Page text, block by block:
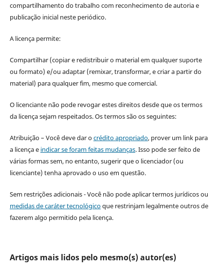
compartilhamento do trabalho com reconhecimento de autoria e
publicação inicial neste periódico.
A licença permite:
Compartilhar (copiar e redistribuir o material em qualquer suporte
ou formato) e/ou adaptar (remixar, transformar, e criar a partir do
material) para qualquer fim, mesmo que comercial.
O licenciante não pode revogar estes direitos desde que os termos
da licença sejam respeitados. Os termos são os seguintes:
Atribuição – Você deve dar ocrédito apropriado, prover um link para
a licença e indicar se foram feitas mudanças. Isso pode ser feito de
várias formas sem, no entanto, sugerir que o licenciador (ou
licenciante) tenha aprovado o uso em questão.
Sem restrições adicionais - Você não pode aplicar termos jurídicos ou
medidas de caráter tecnológicoque restrinjam legalmente outros de
fazerem algo permitido pela licença.
Artigos mais lidos pelo mesmo(s) autor(es)